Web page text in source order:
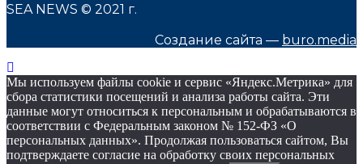
SEA NEWS © 2021 г.
Создание сайта — buro.media
Мы используем файлы cookie и сервис «Яндекс.Метрика» для
сбора статистики посещений и анализа работы сайта. Эти
данные могут относиться к персональным и обрабатываются в
соответствии с Федеральным законом № 152-ФЗ «О
персональных данных». Продолжая пользоваться сайтом, Вы
подтверждаете согласие на обработку своих персональных